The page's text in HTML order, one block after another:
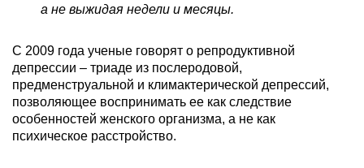
а не выжидая недели и месяцы.
С 2009 года ученые говорят о репродуктивной
депрессии – триаде из послеродовой,
предменструальной и климактерической депрессий,
позволяющее воспринимать ее как следствие
особенностей женского организма, а не как
психическое расстройство.